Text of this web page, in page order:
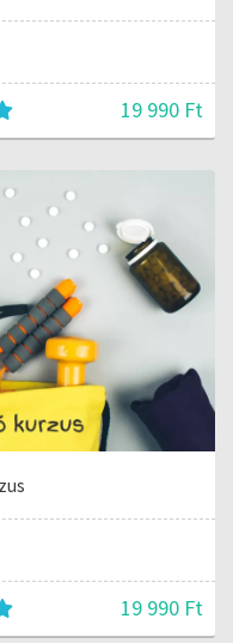
19 990 Ft
19 990 Ft